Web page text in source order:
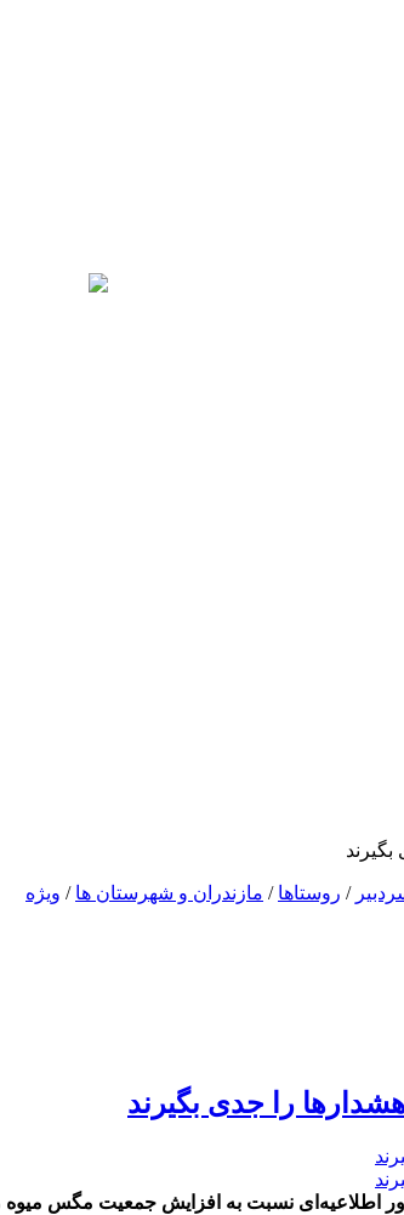
/ روستاها / مازندران و شهرستان ها / ویژه
را جدی بگیرند
اطلاعیه‌ای نسبت به افزایش جمعیت مگس میوه